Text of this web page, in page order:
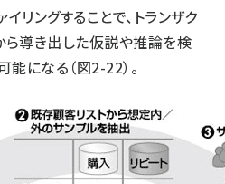
リングすることで、トランザク
ら導き出した仮説や推論を検
能になる（図2-22）。